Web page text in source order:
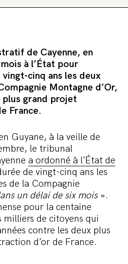
de Cayenne, en
à l’État pour
cinq ans les deux
Montagne d’Or,
grand projet
France.
Guyane, à la veille de
le tribunal
a ordonné à l’État de
de vingt-cinq ans les
de la Compagnie
un délai de six mois».
pour la centaine
milliers de citoyens qui
contre les deux plus
d’or de France.